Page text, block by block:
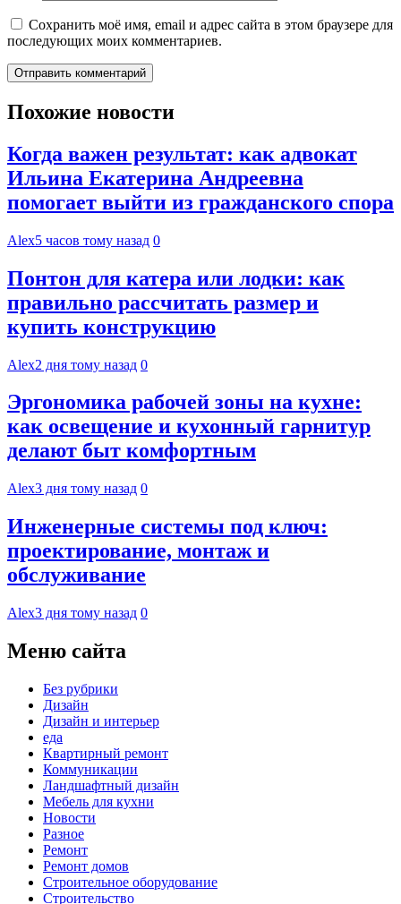
Сохранить моё имя, email и адрес сайта в этом браузере для
последующих моих комментариев.
Похожие новости
Когда важен результат: как адвокат
Ильина Екатерина Андреевна
помогает выйти из гражданского спора
Alex5 часов тому назад 0
Понтон для катера или лодки: как
правильно рассчитать размер и
купить конструкцию
Alex2 дня тому назад 0
Эргономика рабочей зоны на кухне:
как освещение и кухонный гарнитур
делают быт комфортным
Alex3 дня тому назад 0
Инженерные системы под ключ:
проектирование, монтаж и
обслуживание
Alex3 дня тому назад 0
Меню сайта
Без рубрики
Дизайн
Дизайн и интерьер
еда
Квартирный ремонт
Коммуникации
Ландшафтный дизайн
Мебель для кухни
Новости
Разное
Ремонт
Ремонт домов
Строительное оборудование
Строительство